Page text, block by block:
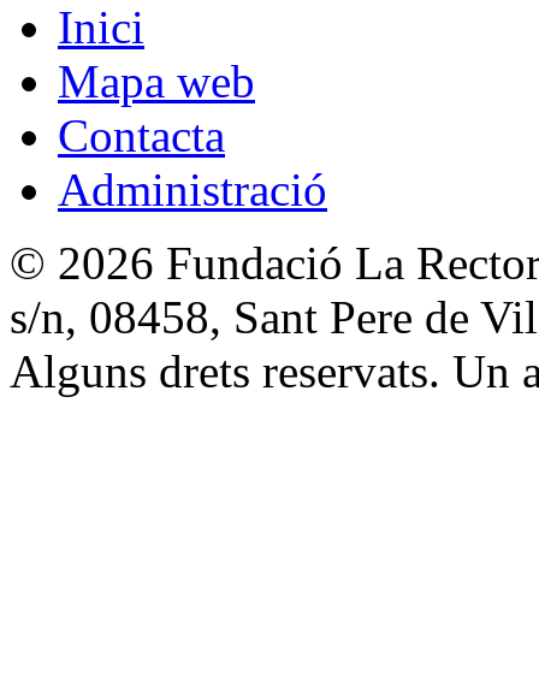
Inici
Mapa web
Contacta
Administració
© 2026 Fundació La
s/n, 08458, Sant Pere de
Alguns drets reservats. Un